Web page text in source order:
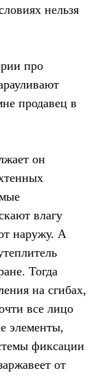
нельзя
про
продавец в
он
влагу
наружу. А
Тогда
на сгибах,
все лицо
элементы,
фиксации
от